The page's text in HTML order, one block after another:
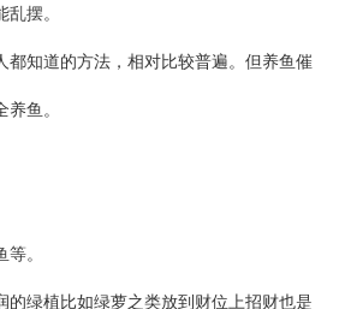
摆。
都知道的方法，相对比较普遍。但养鱼催
鱼。
。
的绿植比如绿萝之类放到财位上招财也是